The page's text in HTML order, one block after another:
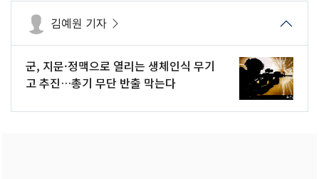
김예원 기자
군, 지문·정맥으로 열리는 생체인식 무기
고 추진…총기 무단 반출 막는다